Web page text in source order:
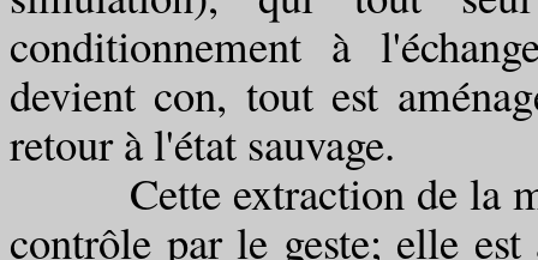
conditionnement à
devient con, tout est
retour à l'état sauvage.
Cette extraction de la
contrôle par le geste; elle